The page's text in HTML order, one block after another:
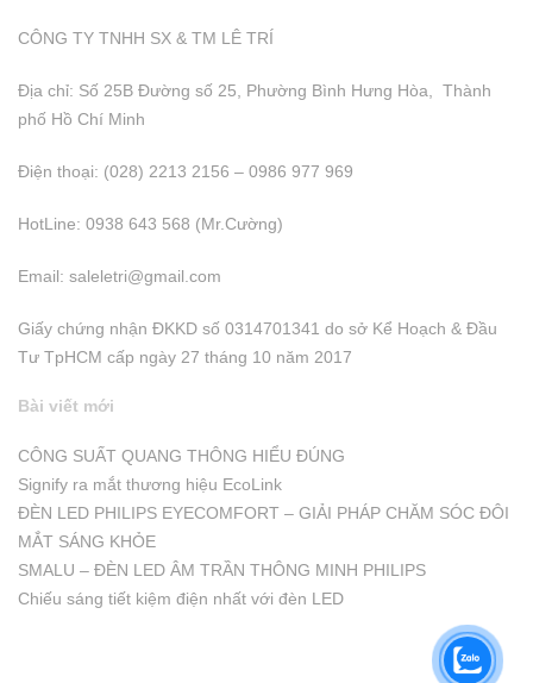
CÔNG TY TNHH SX & TM LÊ TRÍ
Địa chỉ: Số 25B Đường số 25, Phường Bình Hưng Hòa, Thành
phố Hồ Chí Minh
Điện thoại: (028) 2213 2156 – 0986 977 969
HotLine: 0938 643 568 (Mr.Cường)
Email: saleletri@gmail.com
Giấy chứng nhận ĐKKD số 0314701341 do sở Kể Hoạch & Đầu
Tư TpHCM cấp ngày 27 tháng 10 năm 2017
Bài viết mới
CÔNG SUẤT QUANG THÔNG HIỂU ĐÚNG
Signify ra mắt thương hiệu EcoLink
ĐÈN LED PHILIPS EYECOMFORT – GIẢI PHÁP CHĂM SÓC ĐÔI
MẮT SÁNG KHỎE
SMALU – ĐÈN LED ÂM TRẦN THÔNG MINH PHILIPS
Chiếu sáng tiết kiệm điện nhất với đèn LED